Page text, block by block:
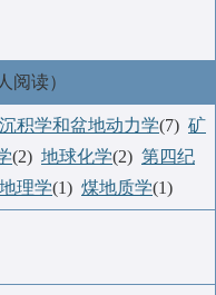
阅读）
沉积学和盆地动力学(7) 矿
(2) 地球化学(2) 第四纪
地理学(1) 煤地质学(1)